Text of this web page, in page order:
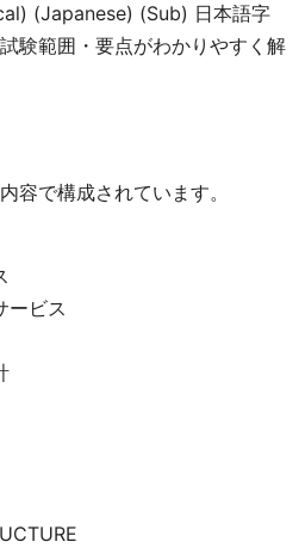
(Japanese) (Sub) 日本語字
験範囲・要点がわかりやすく解
容で構成されています。
ービス